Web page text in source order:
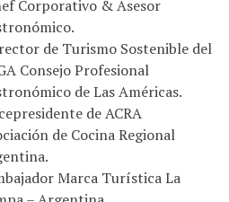
Corporativo & Asesor
de Turismo Sostenible del
Consejo Profesional
de Las Américas.
de ACRA
de Cocina Regional
Marca Turística La